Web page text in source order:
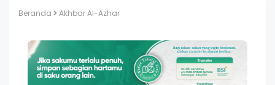
Beranda Akhbar Al-Azhar